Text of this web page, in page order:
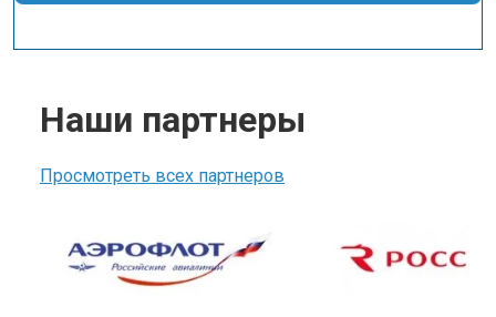
Наши партнеры
Просмотреть всех партнеров